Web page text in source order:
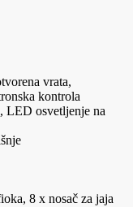
vrata,
kontrola
LED osvetljenje na
8 x nosač za jaja